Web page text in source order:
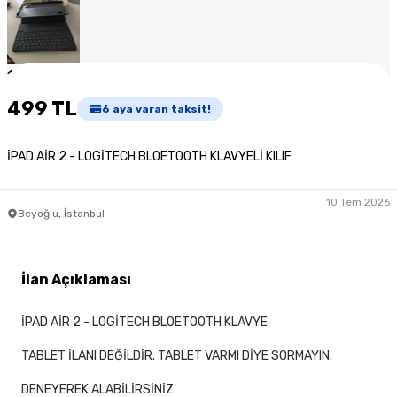
1
499 TL 6 aya varan taksit!
İPAD AİR 2 - LOGİTECH BLOETOOTH KLAVYELİ KILIF
Beyoğlu, İstanbul
10 Tem 2026
İlan Açıklaması
İPAD AİR 2 - LOGİTECH BLOETOOTH KLAVYE
TABLET İLANI DEĞİLDİR. TABLET VARMI DİYE SORMAYIN.
DENEYEREK ALABİLİRSİNİZ